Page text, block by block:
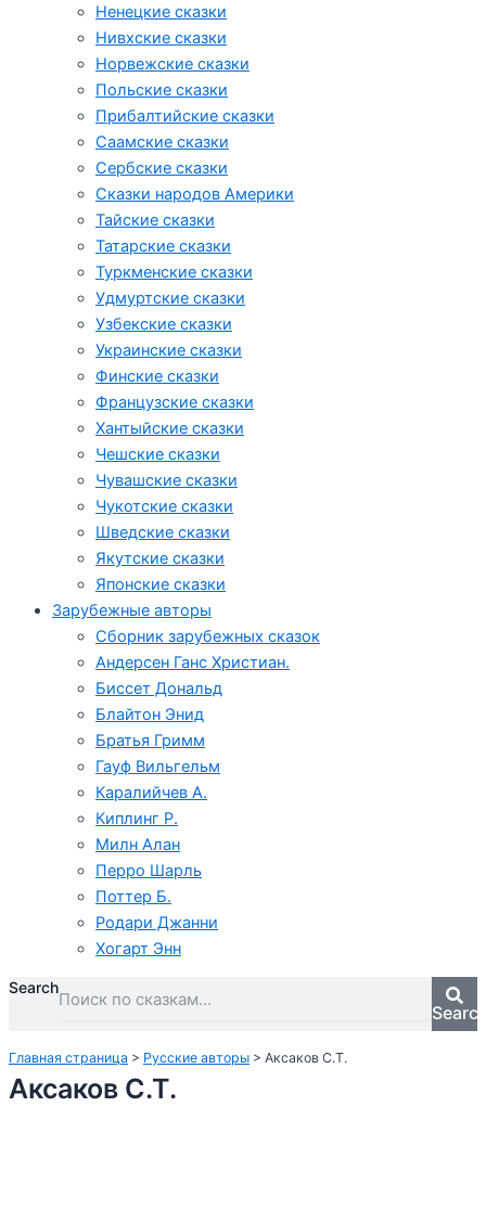
Ненецкие сказки
Нивхские сказки
Норвежские сказки
Польские сказки
Прибалтийские сказки
Cаамские сказки
Сербские сказки
Сказки народов Америки
Тайские сказки
Татарские сказки
Туркменские сказки
Удмуртские сказки
Узбекские сказки
Украинские сказки
Финские сказки
Французские сказки
Хантыйские сказки
Чешские сказки
Чувашские сказки
Чукотские сказки
Шведские сказки
Якутские сказки
Японские сказки
Зарубежные авторы
Сборник зарубежных сказок
Андерсен Ганс Христиан.
Биссет Дональд
Блайтон Энид
Братья Гримм
Гауф Вильгельм
Каралийчев А.
Киплинг Р.
Милн Алан
Перро Шарль
Поттер Б.
Родари Джанни
Хогарт Энн
Search
Главная страница > Русские авторы > Аксаков С.Т.
Аксаков С.Т.